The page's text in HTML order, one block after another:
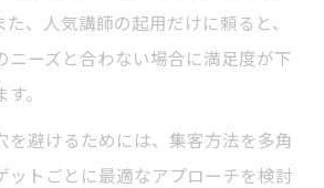
と参加者の体験設計
講演会に共通する運営術
からリピートにつながる要素
後の声を次回に活かす方法
、人気講師の起用だけに頼ると、
ニーズと合わない場合に満足度が下
。
を避けるためには、集客方法を多角
ットごとに最適なアプローチを検討